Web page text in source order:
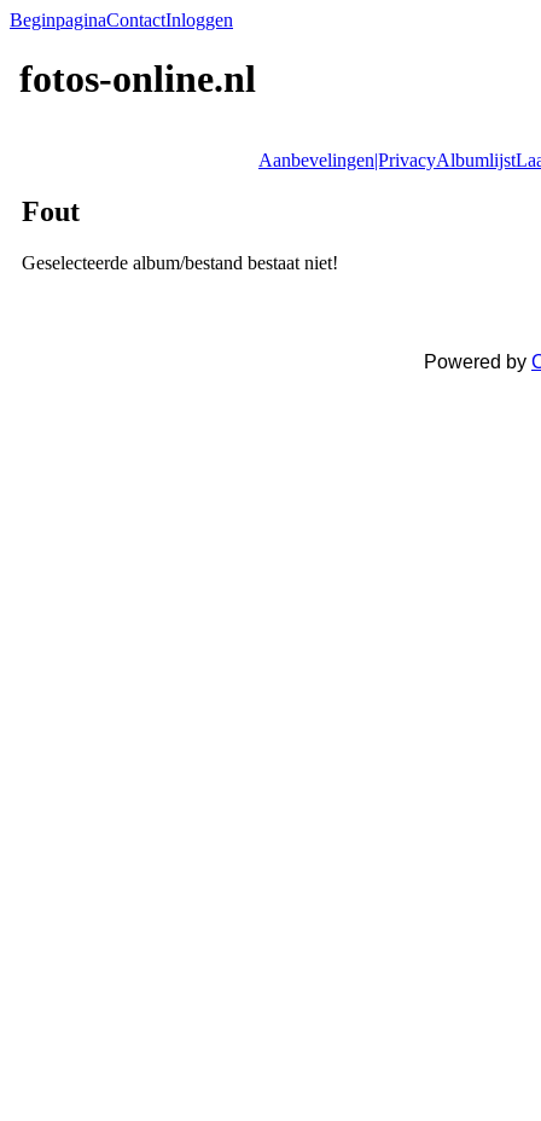
BeginpaginaContactInloggen
fotos-online.nl
Aanbevelingen|PrivacyAlbumlijst
Fout
Geselecteerde album/bestand bestaat niet!
Powered by